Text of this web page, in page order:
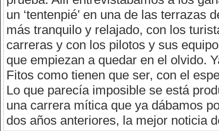
un ‘tentenpié’ en una de las terrazas
más tranquilo y relajado, con los
carreras y con los pilotos y sus
que empiezan a quedar en el olvido.
Fitos como tienen que ser, con el
Lo que parecía imposible se está
una carrera mítica que ya dábamos
dos años anteriores, la mejor noticia